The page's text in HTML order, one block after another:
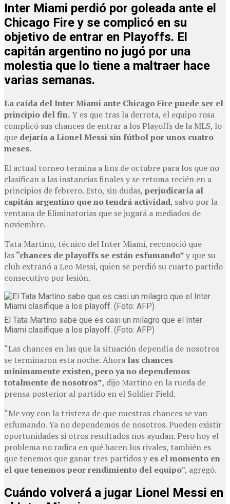
Inter Miami perdió por goleada ante el
Chicago Fire y se complicó en su
objetivo de entrar en Playoffs. El
capitán argentino no jugó por una
molestia que lo tiene a maltraer hace
varias semanas.
La caída del Inter Miami ante Chicago Fire puede ser el
principio del fin.Y es que tras la derrota, el equipo rosa
complicó sus chances de entrar a los Playoffs de la MLS, lo
que dejaría a Lionel Messi sin fútbol por unos cuatro
meses.
El actual torneo termina a fins de octubre para los que no
clasifican a las instancias finales y se retoma recién en a
principios de febrero. Esto, sin dudas, perjudicaría al
capitán argentino que no tendrá actividad, salvo por la
ventana de Eliminatorias que se jugará a mediados de
noviembre.
Tata Martino, técnico del Inter Miami, reconoció que
las“chances de playoffs se están esfumando”y que su
club extrañó a Leo Messi, quien se perdió su cuarto partido
consecutivo por lesión.
El Tata Martino sabe que es casi un milagro que el Inter
Miami clasifique a los playoff. (Foto: AFP)
“Las chances en las que la situación dependía de nosotros
se terminaron esta noche. Ahora las chances
mínimamente existen, pero ya no dependemos
totalmente de nosotros”, dijo Martino en la rueda de
prensa posterior al partido en el Soldier Field.
“Me voy con la tristeza de que nuestras chances se van
esfumando. Ya no dependemos de nosotros. Pueden existir
oportunidades si otros resultados nos ayudan. Pero hoy el
problema no radica en qué hacen los rivales, también es
que tenemos que ganar tres partidos y es el momento en
el que tenemos peor rendimiento del equipo”, agregó.
Cuándo volverá a jugar Lionel Messi en